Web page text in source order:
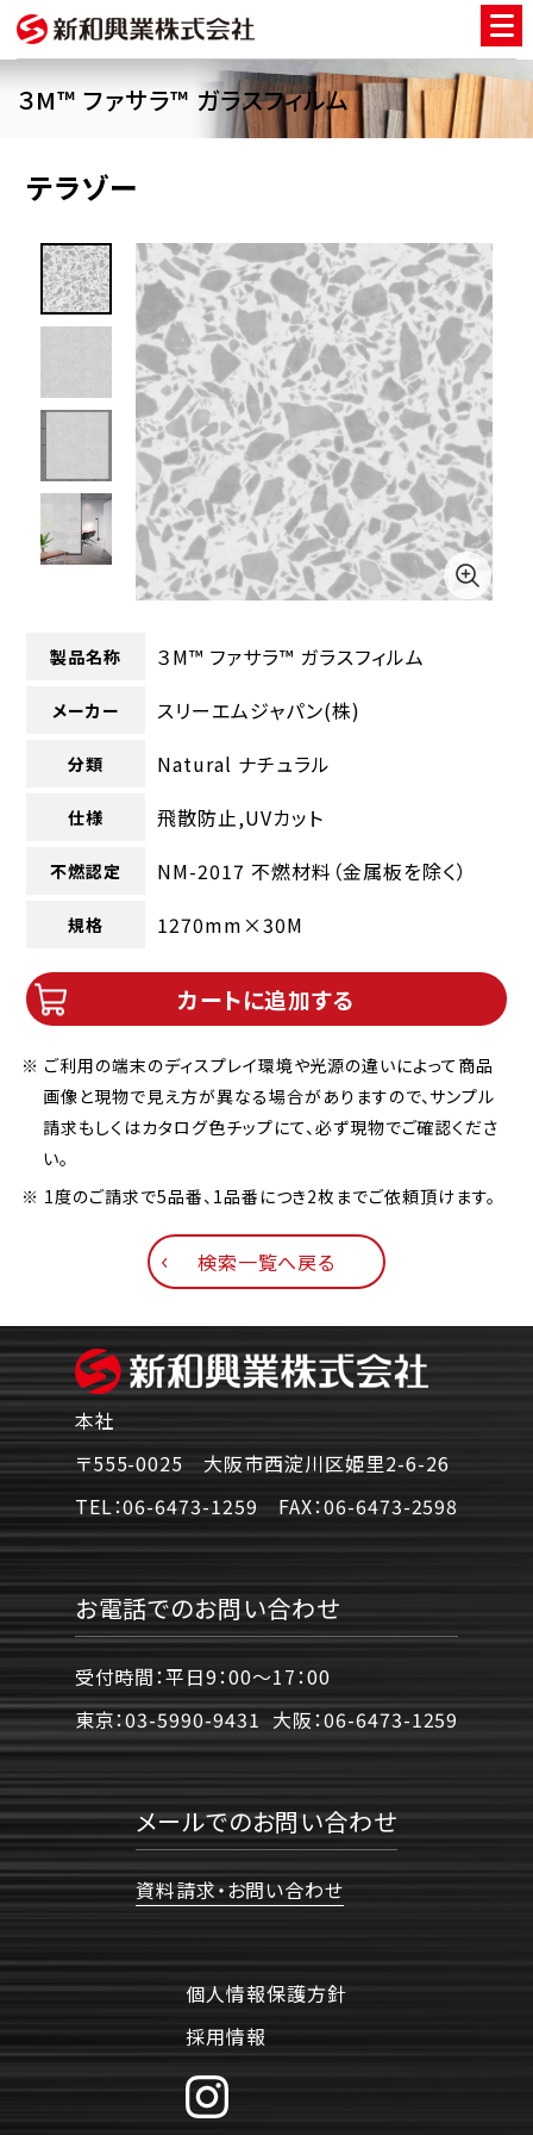
３M™ ファサラ™ ガラスフィルム
テラゾー
製品名称 ３M™ ファサラ™ ガラスフィルム
メーカー スリーエムジャパン(株)
分類 Natural ナチュラル
仕様 飛散防止,UVカット
不燃認定 NM-2017 不燃材料（金属板を除く）
規格 1270mm×30M
カートに追加する
※ ご利用の端末のディスプレイ環境や光源の違いによって商品
画像と現物で見え方が異なる場合がありますので、サンプル
請求もしくはカタログ色チップにて、必ず現物でご確認くださ
い。
※ 1度のご請求で5品番、1品番につき2枚までご依頼頂けます。
検索一覧へ戻る
本社
〒555-0025 大阪市西淀川区姫里2-6-26
TEL：06-6473-1259 FAX：06-6473-2598
お電話でのお問い合わせ
受付時間：平日9：00〜17：00
東京：03-5990-9431 大阪：06-6473-1259
メールでのお問い合わせ
資料請求・お問い合わせ
個人情報保護方針
採用情報